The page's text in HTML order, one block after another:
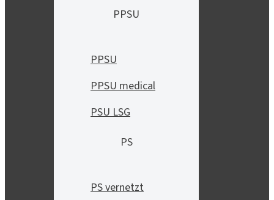
PPSU
PPSU
PPSU medical
PSU LSG
PS
PS vernetzt